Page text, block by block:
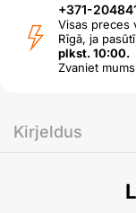
+371-
Visas preces
Rīgā, ja
plkst. 10:00.
Zvaniet
Kirjeldus